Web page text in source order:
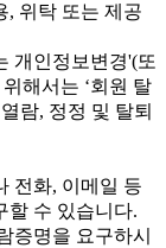
, 위탁 또는 제공
개인정보변경'(또
해서는 ‘회원 탈
람, 정정 및 탈퇴
전화, 이메일 등
할 수 있습니다.
증명을 요구하시